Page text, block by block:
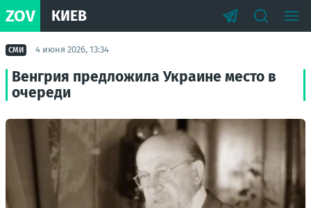
ZOV КИЕВ
СМИ 4 июня 2026, 13:34
Венгрия предложила Украине место в
очереди